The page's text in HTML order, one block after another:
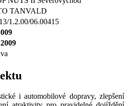
TANVALD
1.2.00/06.00415
i automobilové dopravy, zlepšení